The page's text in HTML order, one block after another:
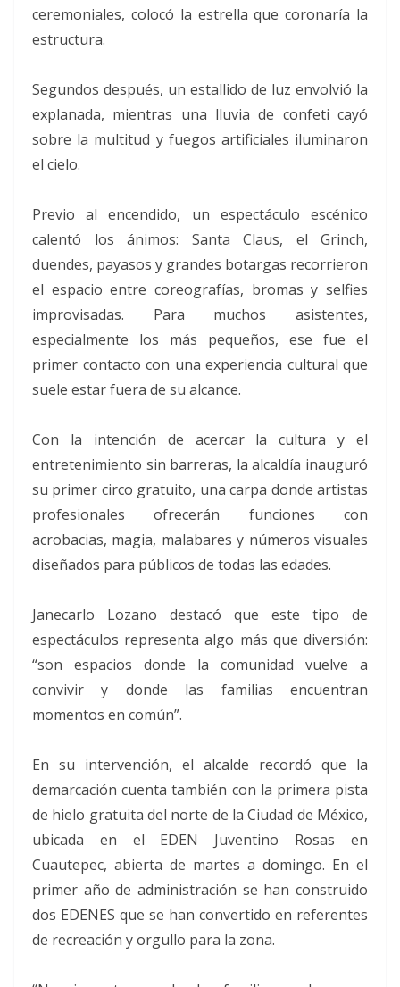
ceremoniales, colocó la estrella que coronaría la
estructura.
Segundos después, un estallido de luz envolvió la
explanada, mientras una lluvia de confeti cayó
sobre la multitud y fuegos artificiales iluminaron
el cielo.
Previo al encendido, un espectáculo escénico
calentó los ánimos: Santa Claus, el Grinch,
duendes, payasos y grandes botargas recorrieron
el espacio entre coreografías, bromas y selfies
improvisadas. Para muchos asistentes,
especialmente los más pequeños, ese fue el
primer contacto con una experiencia cultural que
suele estar fuera de su alcance.
Con la intención de acercar la cultura y el
entretenimiento sin barreras, la alcaldía inauguró
su primer circo gratuito, una carpa donde artistas
profesionales ofrecerán funciones con
acrobacias, magia, malabares y números visuales
diseñados para públicos de todas las edades.
Janecarlo Lozano destacó que este tipo de
espectáculos representa algo más que diversión:
“son espacios donde la comunidad vuelve a
convivir y donde las familias encuentran
momentos en común”.
En su intervención, el alcalde recordó que la
demarcación cuenta también con la primera pista
de hielo gratuita del norte de la Ciudad de México,
ubicada en el EDEN Juventino Rosas en
Cuautepec, abierta de martes a domingo. En el
primer año de administración se han construido
dos EDENES que se han convertido en referentes
de recreación y orgullo para la zona.